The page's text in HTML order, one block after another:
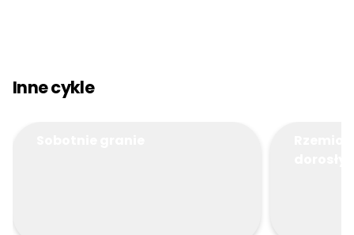
Inne cykle